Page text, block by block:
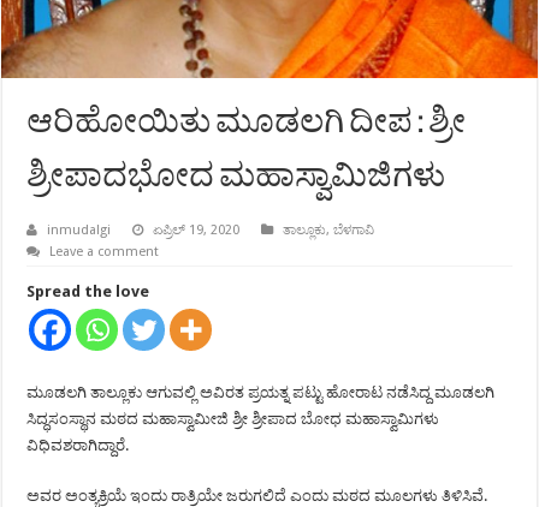
ಆರಿಹೋಯಿತು ಮೂಡಲಗಿ ದೀಪ : ಶ್ರೀ
ಶ್ರೀಪಾದಭೋದ ಮಹಾಸ್ವಾಮಿಜಿಗಳು
inmudalgi ಏಪ್ರಿಲ್ 19, 2020 ತಾಲ್ಲೂಕು,ಬೆಳಗಾವಿ
Leave a comment
Spread the love
ಮೂಡಲಗಿ ತಾಲ್ಲೂಕು ಆಗುವಲ್ಲಿ ಅವಿರತ ಪ್ರಯತ್ನ ಪಟ್ಟು ಹೋರಾಟ ನಡೆಸಿದ್ದ ಮೂಡಲಗಿ
ಸಿದ್ಧಸಂಸ್ಥಾನ ಮಠದ ಮಹಾಸ್ವಾಮೀಜಿ ಶ್ರೀ ಶ್ರೀಪಾದ ಬೋಧ ಮಹಾಸ್ವಾಮಿಗಳು
ವಿಧಿವಶರಾಗಿದ್ದಾರೆ.
ಅವರ ಅಂತ್ಯಕ್ರಿಯೆ ಇಂದು ರಾತ್ರಿಯೇ ಜರುಗಲಿದೆ ಎಂದು ಮಠದ ಮೂಲಗಳು ತಿಳಿಸಿವೆ.